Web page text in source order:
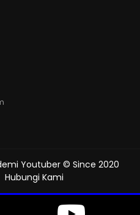
Youtuber © Since 2020
Hubungi Kami